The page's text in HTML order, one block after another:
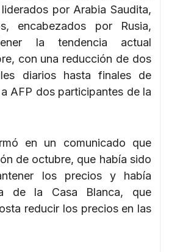
por Arabia Saudita,
encabezados por Rusia,
la tendencia actual
con una reducción de dos
diarios hasta finales de
AFP dos participantes de la
en un comunicado que
de octubre, que había sido
los precios y había
de la Casa Blanca, que
reducir los precios en las